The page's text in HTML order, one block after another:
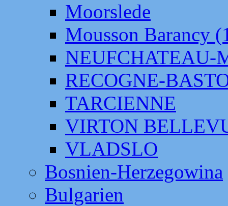
Moorslede
Mousson Barancy
NEUFCHATEAU-
RECOGNE-
TARCIENNE
VIRTON
VLADSLO
Bosnien-Herzegowina
Bulgarien